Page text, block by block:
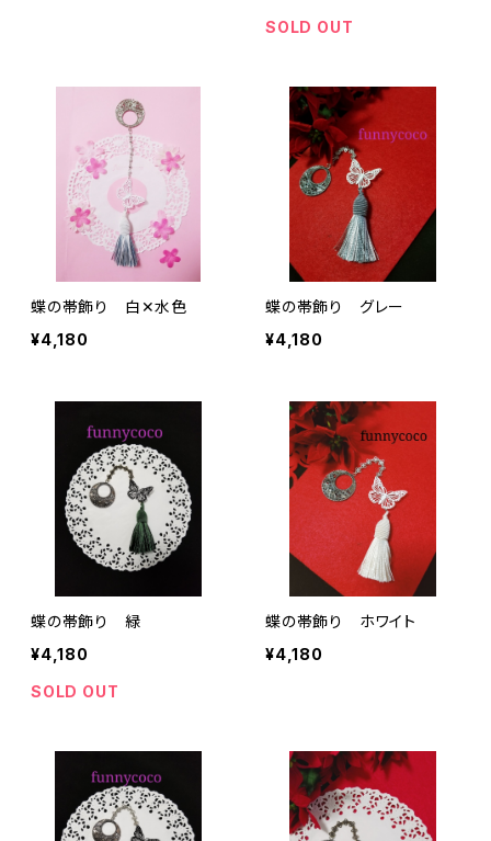
SOLD OUT
蝶の帯飾り 白✕水色
¥4,180
蝶の帯飾り グレー
¥4,180
蝶の帯飾り 緑
¥4,180
SOLD OUT
蝶の帯飾り ホワイト
¥4,180